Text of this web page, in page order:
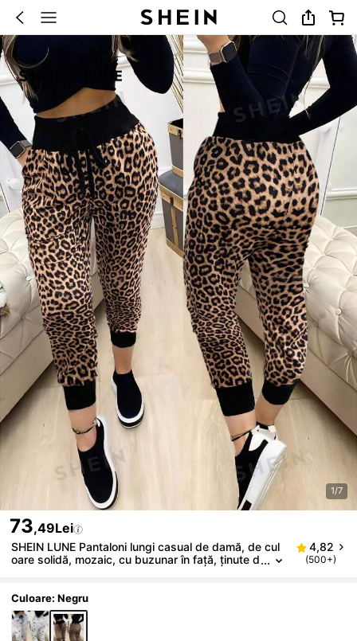
1/7
73,49Lei
SHEIN LUNE Pantaloni lungi casual de damă, de cul
oare solidă, mozaic, cu buzunar în față, ținute d
4,82
(500+)
Culoare: Negru